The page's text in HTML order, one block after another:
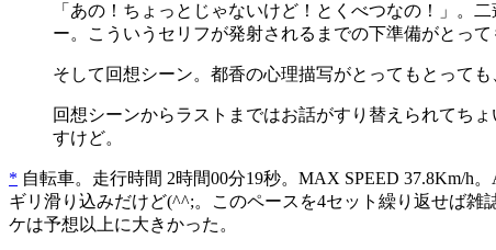
「あの！ちょっとじゃないけど！とくべつなの！」。
ー。こういうセリフが発射されるまでの下準備がとって
そして回想シーン。都香の心理描写がとってもとって
回想シーンからラストまではお話がすり替えられてち
すけど。
* 自転車。走行時間 2時間00分19秒。MAX SPEED 37.8Km/h
ギリ滑り込みだけど(^^;。このペースを4セット繰り返せば
ケは予想以上に大きかった。